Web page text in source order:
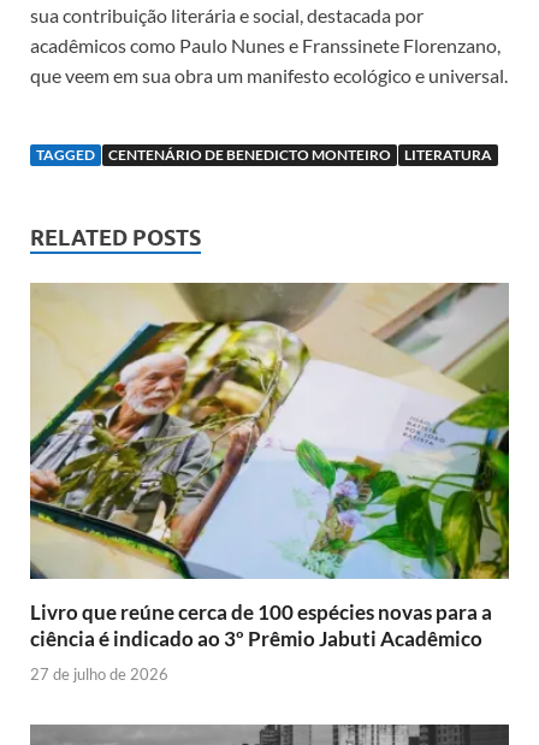
sua contribuição literária e social, destacada por
acadêmicos como Paulo Nunes e Franssinete Florenzano,
que veem em sua obra um manifesto ecológico e universal.
TAGGED CENTENÁRIO DE BENEDICTO MONTEIRO LITERATURA
RELATED POSTS
Livro que reúne cerca de 100 espécies novas para a
ciência é indicado ao 3º Prêmio Jabuti Acadêmico
27 de julho de 2026